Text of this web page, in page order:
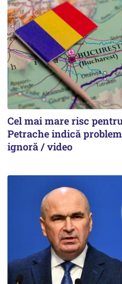
Cel mai mare risc
Petrache indică
ignoră / video